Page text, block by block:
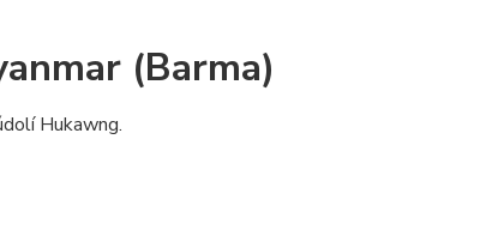
(Barma)
Hukawng.